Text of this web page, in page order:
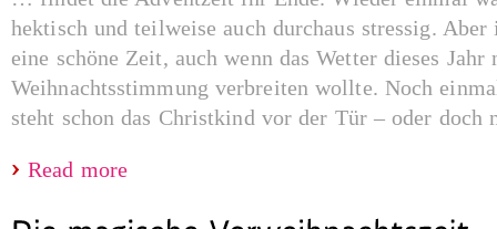
hektisch und teilweise auch durchaus stressig. Aber
eine schöne Zeit, auch wenn das Wetter dieses
Weihnachtsstimmung verbreiten wollte. Noch
steht schon das Christkind vor der Tür – oder doch
Read more